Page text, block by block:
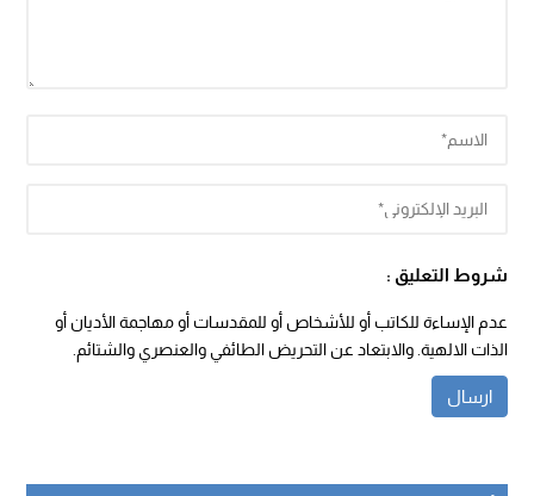
شروط التعليق :
عدم الإساءة للكاتب أو للأشخاص أو للمقدسات أو مهاجمة الأديان أو
الذات الالهية. والابتعاد عن التحريض الطائفي والعنصري والشتائم.